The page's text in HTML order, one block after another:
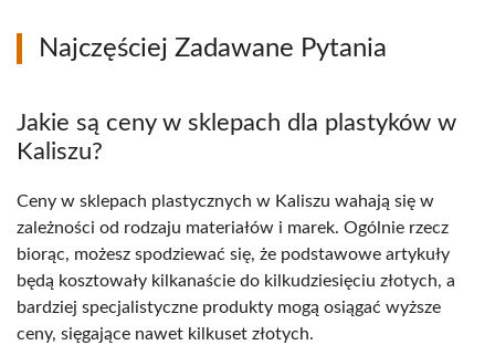
Najczęściej Zadawane Pytania
Jakie są ceny w sklepach dla plastyków w
Kaliszu?
Ceny w sklepach plastycznych w Kaliszu wahają się w
zależności od rodzaju materiałów i marek. Ogólnie rzecz
biorąc, możesz spodziewać się, że podstawowe artykuły
będą kosztowały kilkanaście do kilkudziesięciu złotych, a
bardziej specjalistyczne produkty mogą osiągać wyższe
ceny, sięgające nawet kilkuset złotych.